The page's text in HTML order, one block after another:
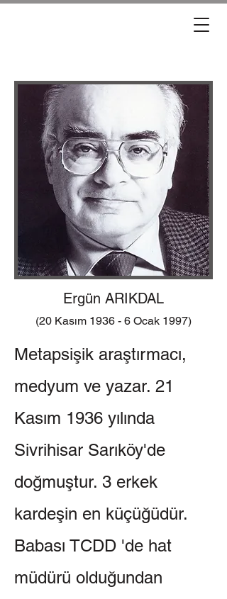
Ergün ARIKDAL
(20 Kasım 1936 - 6 Ocak 1997)
Metapsişik araştırmacı,
medyum ve yazar. 21
Kasım 1936 yılında
Sivrihisar Sarıköy'de
doğmuştur. 3 erkek
kardeşin en küçüğüdür.
Babası TCDD 'de hat
müdürü olduğundan